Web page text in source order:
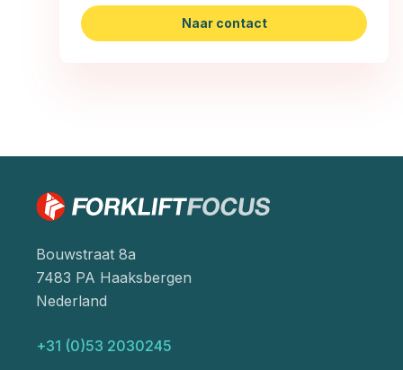
Naar contact
Bouwstraat 8a
7483 PA Haaksbergen
Nederland
+31 (0)53 2030245